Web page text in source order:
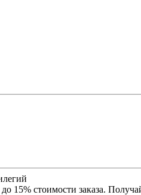
15% стоимости заказа.